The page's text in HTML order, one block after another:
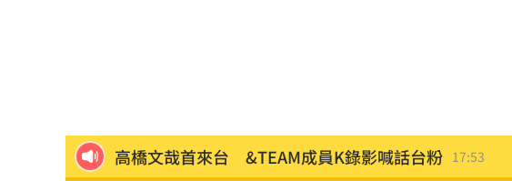
高橋文哉首來台 &TEAM成員K錄影喊話台粉 17:53